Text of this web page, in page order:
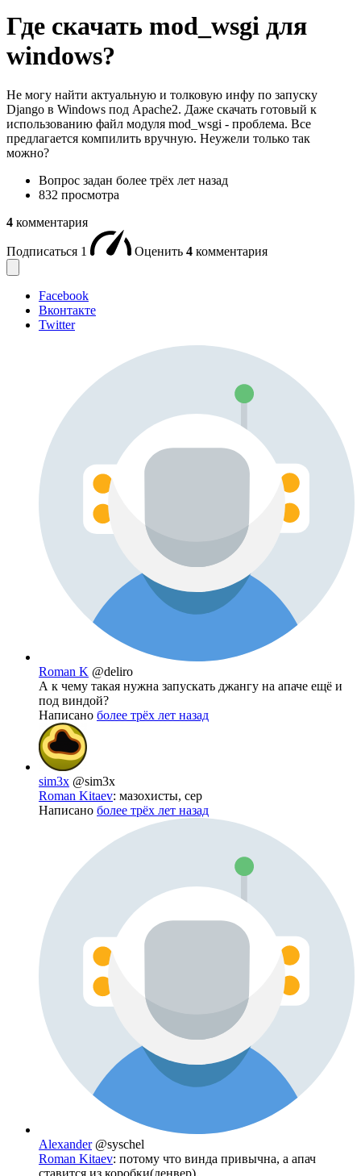
Где скачать mod_wsgi для
windows?
Не могу найти актуальную и толковую инфу по запуску
Django в Windows под Apache2. Даже скачать готовый к
использованию файл модуля mod_wsgi - проблема. Все
предлагается компилить вручную. Неужели только так
можно?
Вопрос задан более трёх лет назад
832 просмотра
4 комментария
Подписаться 1 Оценить 4 комментария
Facebook
Вконтакте
Twitter
Roman K @deliro
А к чему такая нужна запускать джангу на апаче ещё и
под виндой?
Написано более трёх лет назад
sim3x @sim3x
Roman Kitaev: мазохисты, сер
Написано более трёх лет назад
Alexander @syschel
Roman Kitaev: потому что винда привычна, а апач